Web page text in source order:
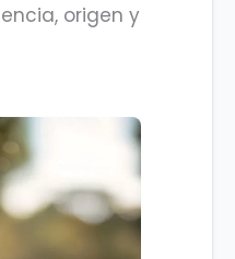
origen y